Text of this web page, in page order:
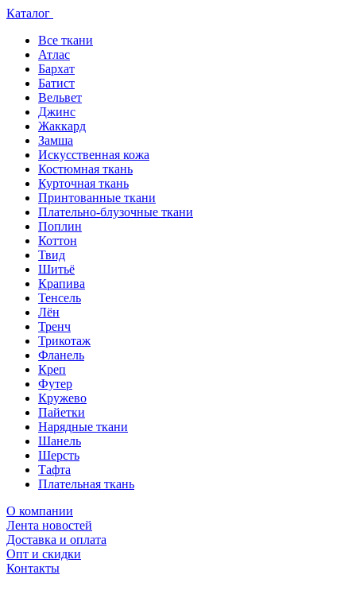
Каталог
Все ткани
Атлас
Бархат
Батист
Вельвет
Джинс
Жаккард
Замша
Искусственная кожа
Костюмная ткань
Курточная ткань
Принтованные ткани
Плательно-блузочные ткани
Поплин
Коттон
Твид
Шитьё
Крапива
Тенсель
Лён
Тренч
Трикотаж
Фланель
Креп
Футер
Кружево
Пайетки
Нарядные ткани
Шанель
Шерсть
Тафта
Плательная ткань
О компании
Лента новостей
Доставка и оплата
Опт и скидки
Контакты